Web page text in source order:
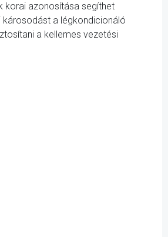
korai azonosítása segíthet
károsodást a légkondicionáló
a kellemes vezetési